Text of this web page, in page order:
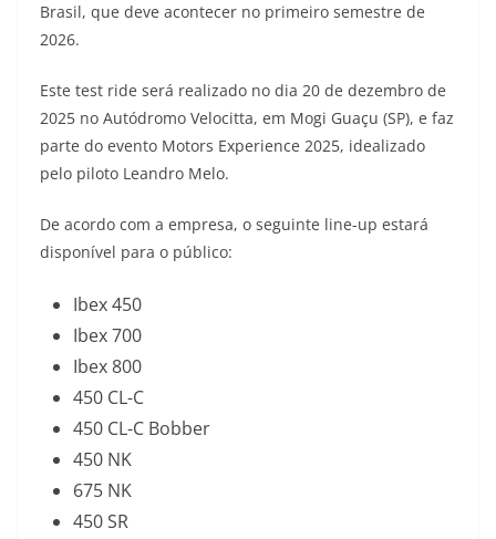
t
p
e
r
a
e
o
o
t
r
y
i
n
Brasil, que deve acontecer no primeiro semestre de
2026.
Este test ride será realizado no dia 20 de dezembro de
2025 no Autódromo Velocitta, em Mogi Guaçu (SP), e faz
parte do evento Motors Experience 2025, idealizado
pelo piloto Leandro Melo.
De acordo com a empresa, o seguinte line-up estará
disponível para o público:
Ibex 450
Ibex 700
Ibex 800
450 CL-C
450 CL-C Bobber
450 NK
675 NK
450 SR